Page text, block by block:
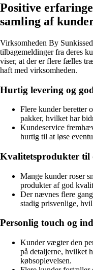
Positive
samling af
Virksomheden By
tilbagemeldinger fra deres
viser, at der er flere fælles
haft med virksomheden.
Hurtig levering og
Flere kunder beretter
pakker, hvilket har
Kundeservice
hurtig til at løse
Kvalitetsprodukter til
Mange kunder roser
produkter af god
Der nævnes flere
stadig prisvenlige,
Personlig touch og
Kunder vægter den
på detaljerne, hvilket
købsoplevelsen.